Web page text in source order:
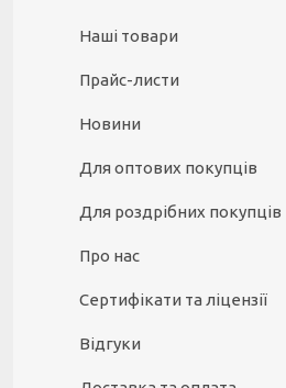
Наші товари
Прайс-листи
Новини
Для оптових покупців
Для роздрібних покупців
Про нас
Сертифікати та ліцензії
Відгуки